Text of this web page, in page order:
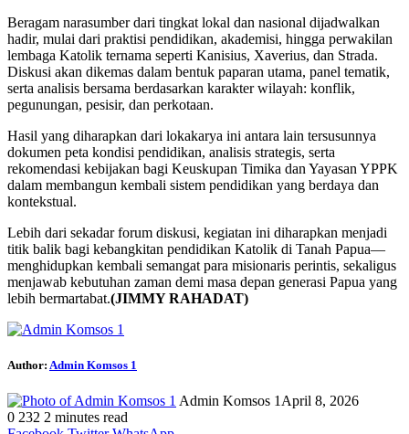
Beragam narasumber dari tingkat lokal dan nasional dijadwalkan
hadir, mulai dari praktisi pendidikan, akademisi, hingga perwakilan
lembaga Katolik ternama seperti Kanisius, Xaverius, dan Strada.
Diskusi akan dikemas dalam bentuk paparan utama, panel tematik,
serta analisis bersama berdasarkan karakter wilayah: konflik,
pegunungan, pesisir, dan perkotaan.
Hasil yang diharapkan dari lokakarya ini antara lain tersusunnya
dokumen peta kondisi pendidikan, analisis strategis, serta
rekomendasi kebijakan bagi Keuskupan Timika dan Yayasan YPPK
dalam membangun kembali sistem pendidikan yang berdaya dan
kontekstual.
Lebih dari sekadar forum diskusi, kegiatan ini diharapkan menjadi
titik balik bagi kebangkitan pendidikan Katolik di Tanah Papua—
menghidupkan kembali semangat para misionaris perintis, sekaligus
menjawab kebutuhan zaman demi masa depan generasi Papua yang
lebih bermartabat.(JIMMY RAHADAT)
Author: Admin Komsos 1
Admin Komsos 1 April 8, 2026
0 232 2 minutes read